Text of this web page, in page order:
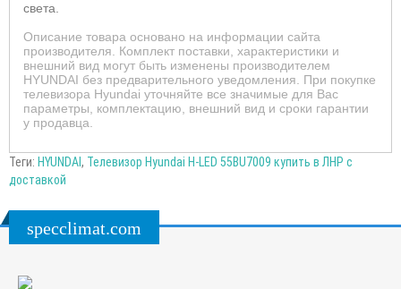
света.
Описание товара основано на информации сайта
производителя. Комплект поставки, характеристики и
внешний вид могут быть изменены производителем
HYUNDAI без предварительного уведомления. При покупке
телевизора Hyundai уточняйте все значимые для Вас
параметры, комплектацию, внешний вид и сроки гарантии
у продавца.
Теги: HYUNDAI, Телевизор Hyundai H-LED 55BU7009 купить в ЛНР с
доставкой
specclimat.com